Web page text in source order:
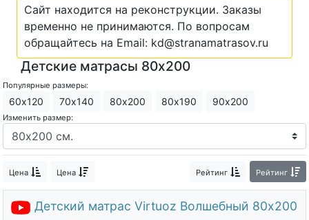
Open submenu (Постельное белье)
Постельное белье
Open submenu (Мебель)
Мебель
Open submenu (Основания)
Основания
Open submenu (Детские матрасы)
Детские матрасы
Open submenu (Детские кровати)
Детские кровати
Open submenu (Шкафы)
Шкафы
Контакты
Сайт находится на реконструкции. Заказы
временно не принимаются. По вопросам
обращайтесь на Email: kd@stranamatrasov.ru
Детские матрасы 80х200
Популярные размеры:
60х120 70х140 80х200 80х190 90х200
Изменить размер:
Цена Цена Рейтинг Рейтинг
Детский матрас Virtuoz Волшебный 80х200